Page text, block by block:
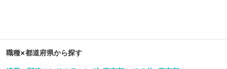
職種×都道府県から探す